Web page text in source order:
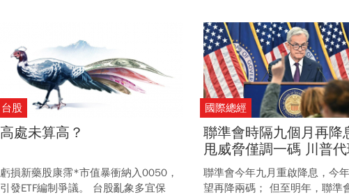
烈動盪的經濟數字，可看出其
不彰，讓這位激進右派領袖被
場。
台股
高處未算高？
虧損新藥股康霈*市值暴衝納入0050，
引發ETF編制爭議。 台股亂象多宜保
國際總經
聯準會時隔九個月再降
甩威脅僅調一碼 川普
畫超大幅降息線 鮑爾
衡？
聯準會今年九月重啟降息，今
望再降兩碼； 但至明年，聯準